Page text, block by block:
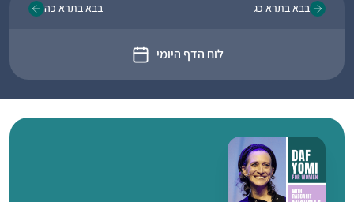
בבא בתרא כג
לוח הדף היומי
בבא בתרא כה